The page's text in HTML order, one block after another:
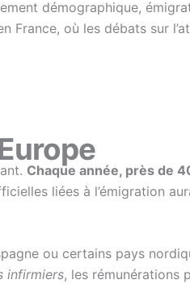
démographique,
où les débats sur
Chaque année, près de
liées à l’émigration
ou certains pays
infirmiers, les rémunérations